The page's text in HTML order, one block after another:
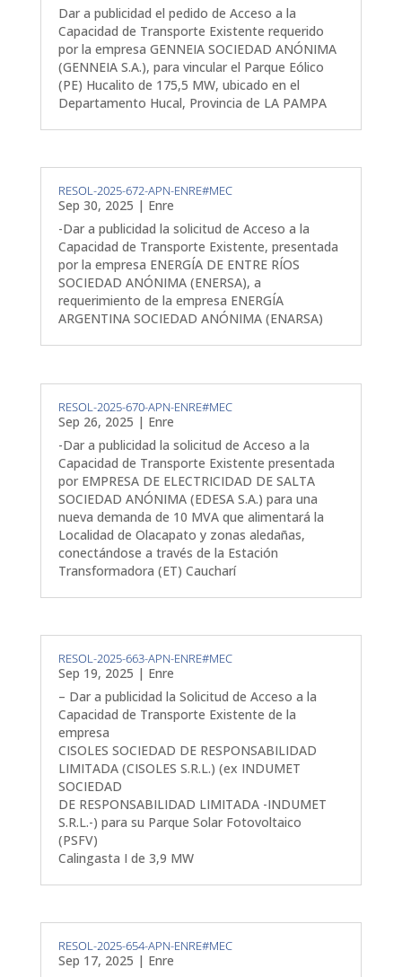
Dar a publicidad el pedido de Acceso a la
Capacidad de Transporte Existente requerido
por la empresa GENNEIA SOCIEDAD ANÓNIMA
(GENNEIA S.A.), para vincular el Parque Eólico
(PE) Hucalito de 175,5 MW, ubicado en el
Departamento Hucal, Provincia de LA PAMPA
RESOL-2025-672-APN-ENRE#MEC
Sep 30, 2025 | Enre
-Dar a publicidad la solicitud de Acceso a la
Capacidad de Transporte Existente, presentada
por la empresa ENERGÍA DE ENTRE RÍOS
SOCIEDAD ANÓNIMA (ENERSA), a
requerimiento de la empresa ENERGÍA
ARGENTINA SOCIEDAD ANÓNIMA (ENARSA)
RESOL-2025-670-APN-ENRE#MEC
Sep 26, 2025 | Enre
-Dar a publicidad la solicitud de Acceso a la
Capacidad de Transporte Existente presentada
por EMPRESA DE ELECTRICIDAD DE SALTA
SOCIEDAD ANÓNIMA (EDESA S.A.) para una
nueva demanda de 10 MVA que alimentará la
Localidad de Olacapato y zonas aledañas,
conectándose a través de la Estación
Transformadora (ET) Caucharí
RESOL-2025-663-APN-ENRE#MEC
Sep 19, 2025 | Enre
– Dar a publicidad la Solicitud de Acceso a la
Capacidad de Transporte Existente de la
empresa
CISOLES SOCIEDAD DE RESPONSABILIDAD
LIMITADA (CISOLES S.R.L.) (ex INDUMET
SOCIEDAD
DE RESPONSABILIDAD LIMITADA -INDUMET
S.R.L.-) para su Parque Solar Fotovoltaico
(PSFV)
Calingasta I de 3,9 MW
RESOL-2025-654-APN-ENRE#MEC
Sep 17, 2025 | Enre